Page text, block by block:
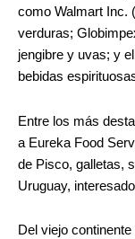
como Walmart Inc.
verduras;
jengibre y uvas; y
bebidas
Entre los más
a Eureka Food
de Pisco, galletas,
Uruguay,
Del viejo